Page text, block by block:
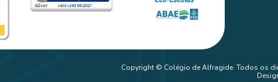
Copyright © Colégio de Alfragide. Todos os